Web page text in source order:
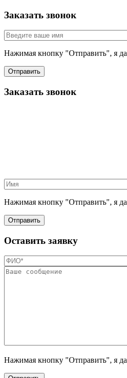
Заказать звонок
Нажимая кнопку "Отправить", я
Отправить
Заказать звонок
Нажимая кнопку "Отправить", я
Отправить
Оставить заявку
Нажимая кнопку "Отправить", я